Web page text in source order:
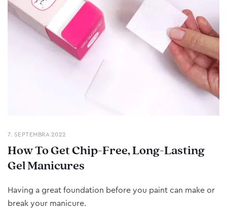
7. SEPTEMBRA 2022
How To Get Chip-Free, Long-Lasting
Gel Manicures
Having a great foundation before you paint can make or
break your manicure.